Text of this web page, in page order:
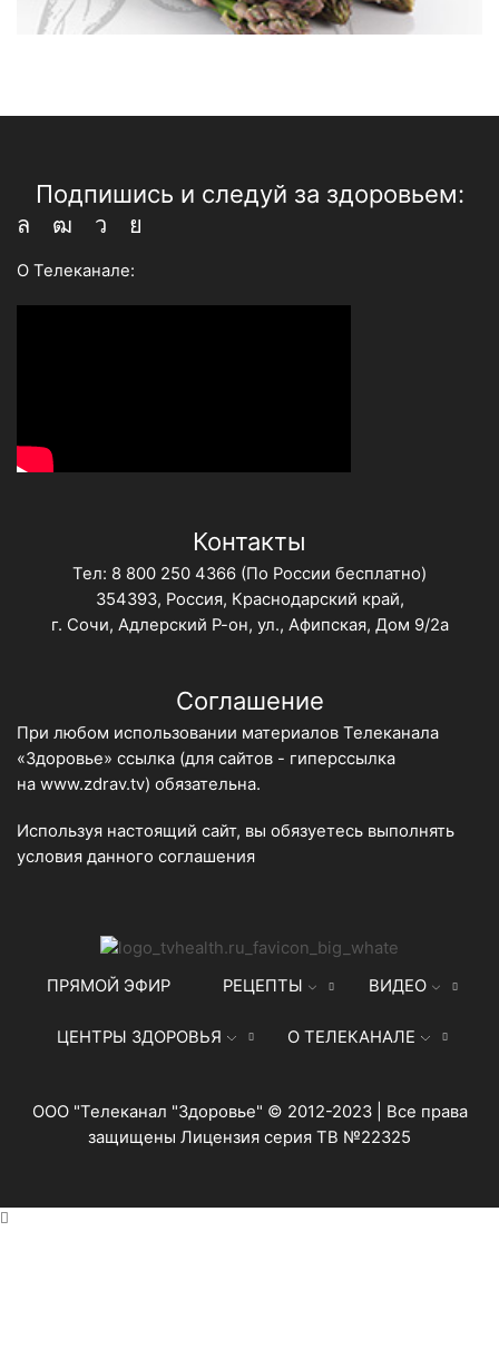
Подпишись и следуй за здоровьем:
Whatsapp
YoutubeTelegram
Vk
О Телеканале:
Контакты
Тел: 8 800 250 4366 (По России бесплатно)
354393, Россия, Краснодарский край,
г. Сочи, Адлерский Р-он, ул., Афипская, Дом 9/2а
Соглашение
При любом использовании материалов Телеканала
«Здоровье» ссылка (для сайтов - гиперссылка
на www.zdrav.tv) обязательна.
Используя настоящий сайт, вы обязуетесь выполнять
условия данного соглашения
ПРЯМОЙ ЭФИР РЕЦЕПТЫ ВИДЕО
ЦЕНТРЫ ЗДОРОВЬЯ О ТЕЛЕКАНАЛЕ
ООО "Телеканал "Здоровье" © 2012-2023 | Все права
защищены Лицензия серия ТВ №22325